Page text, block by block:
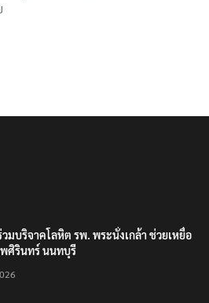
วมบริจาคโลหิต รพ. พระนั่งเกล้า ช่วยเหยื่อ
พศิรินทร์ นนทบุรี